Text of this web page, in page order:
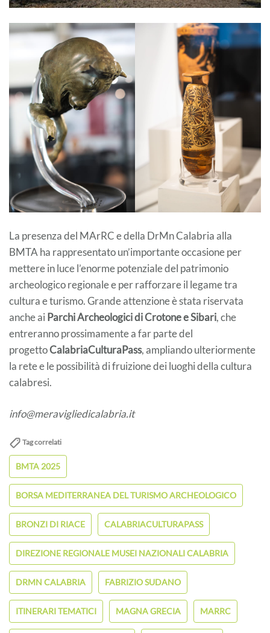
La presenza del MArRC e della DrMn Calabria alla
BMTA ha rappresentato un’importante occasione per
mettere in luce l’enorme potenziale del patrimonio
archeologico regionale e per rafforzare il legame tra
cultura e turismo. Grande attenzione è stata riservata
anche ai Parchi Archeologici di Crotone e Sibari, che
entreranno prossimamente a far parte del
progettoCalabriaCulturaPass, ampliando ulteriormente
la rete e le possibilità di fruizione dei luoghi della cultura
calabresi.
info@meravigliedicalabria.it
Tag correlati
BMTA 2025
BORSA MEDITERRANEA DEL TURISMO ARCHEOLOGICO
BRONZI DI RIACE CALABRIACULTURAPASS
DIREZIONE REGIONALE MUSEI NAZIONALI CALABRIA
DRMN CALABRIA FABRIZIO SUDANO
ITINERARI TEMATICI MAGNA GRECIA MARRC